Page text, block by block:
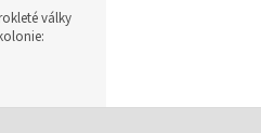
války